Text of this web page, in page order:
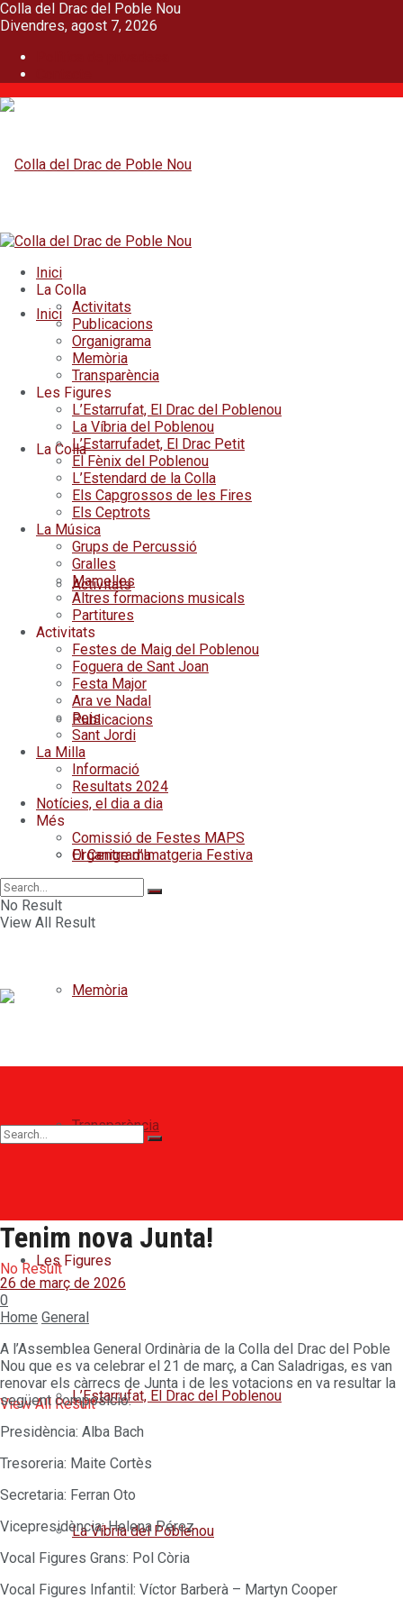
Colla del Drac del Poble Nou
Divendres, agost 7, 2026
Inici
La Colla
Activitats
Publicacions
Organigrama
Memòria
Transparència
Les Figures
L’Estarrufat, El Drac del Poblenou
La Víbria del Poblenou
Inici
La Colla
Activitats
Publicacions
Organigrama
Memòria
Transparència
Les Figures
L’Estarrufat, El Drac del Poblenou
La Víbria del Poblenou
L’Estarrufadet, El Drac Petit
El Fènix del Poblenou
L’Estendard de la Colla
Els Capgrossos de les Fires
Els Ceptrots
La Música
Grups de Percussió
Gralles
Mamelles
Altres formacions musicals
Partitures
Activitats
Festes de Maig del Poblenou
Foguera de Sant Joan
Festa Major
Ara ve Nadal
Reis
Sant Jordi
La Milla
Informació
Resultats 2024
Notícies, el dia a dia
Més
Comissió de Festes MAPS
El Centre d’Imatgeria Festiva
No Result
View All Result
No Result
View All Result
Tenim nova Junta!
26 de març de 2026
0
Home General
A l’Assemblea General Ordinària de la Colla del Drac del Poble
Nou que es va celebrar el 21 de març, a Can Saladrigas, es van
renovar els càrrecs de Junta i de les votacions en va resultar la
següent composició:
Presidència: Alba Bach
Tresoreria: Maite Cortès
Secretaria: Ferran Oto
Vicepresidència: Helena Pérez
Vocal Figures Grans: Pol Còria
Vocal Figures Infantil: Víctor Barberà – Martyn Cooper